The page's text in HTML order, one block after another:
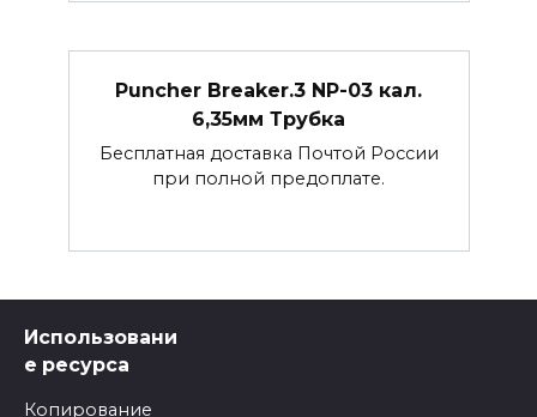
Puncher Breaker.3 NP-03 кал.
6,35мм Трубка
Бесплатная доставка Почтой России
при полной предоплате.
Использовани
е ресурса
Копирование